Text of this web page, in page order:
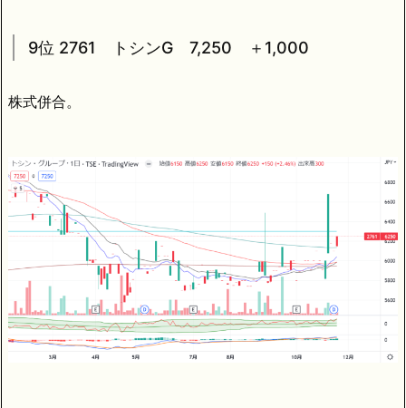
9位 2761 トシンG 7,250 ＋1,000
株式併合。